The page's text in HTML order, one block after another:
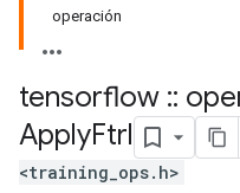
operación
tensorflow ::
ApplyFtrl
<training_ops.h>